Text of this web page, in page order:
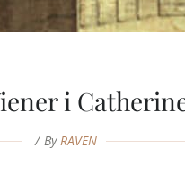
i
ByRAVEN